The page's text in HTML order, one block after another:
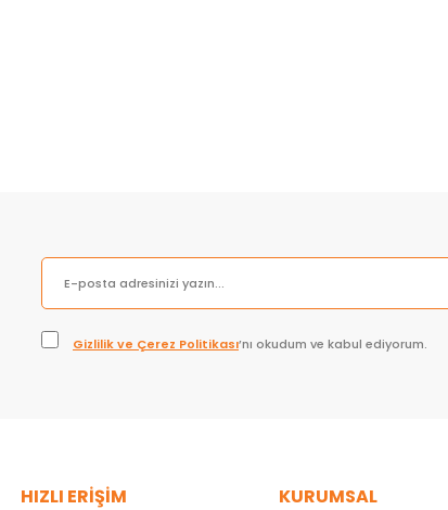
Gizlilik ve Çerez Politikası’nı okudum ve kabul ediyorum.
HIZLI ERİŞİM KURUMSAL